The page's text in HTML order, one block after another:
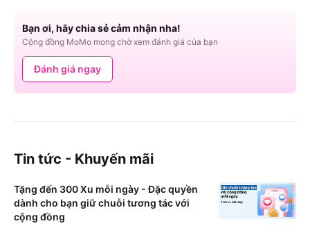
Bạn ơi, hãy chia sẻ cảm nhận nha!
Cộng đồng MoMo mong chờ xem đánh giá của bạn
Đánh giá ngay
Tin tức - Khuyến mãi
Tặng đến 300 Xu mỗi ngày - Đặc quyền
dành cho bạn giữ chuỗi tương tác với
cộng đồng